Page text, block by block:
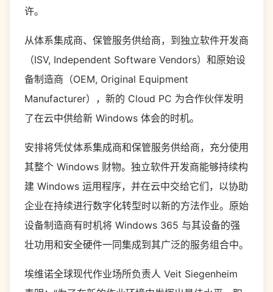
许。
从体系集成商、保管服务供给商，到独立软件开发商
（ISV, Independent Software Vendors）和原始设
备制造商（OEM, Original Equipment
Manufacturer），新的 Cloud PC 为合作伙伴发明
了在云中供给新 Windows 体会的时机。
安排将凭仗体系集成商和保管服务供给商，充分使用
其整个 Windows 财物。独立软件开发商能够持续构
建 Windows 运用程序，并在云中交给它们，以协助
企业在持续进行数字化转型时以新的方法作业。原始
设备制造商有时机将 Windows 365 与其设备的强
壮功用和安全硬件一同集成到其广泛的服务组合中。
埃维诺全球现代作业场所负责人 Veit Siegenheim